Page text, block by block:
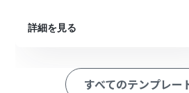
「レコードを更新する」アクシ
作成されたことをシートに記録し
ペレーション」：トリガー起動後、フ
詳細を見る
すべてのテンプレー